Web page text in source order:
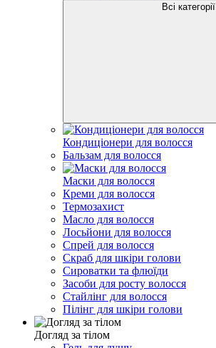
Всі категорії
Кондиціонери для волосся
Бальзам для волосся
Маски для волосся
Креми для волосся
Термозахист
Масло для волосся
Лосьйони для волосся
Спрей для волосся
Скраб для шкіри голови
Сироватки та флюїди
Засоби для росту волосся
Стайлінг для волосся
Пілінг для шкіри голови
Догляд за тілом